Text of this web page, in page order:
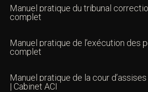
Manuel pratique du tribunal
complet
Manuel pratique de l’exécution des
complet
Manuel pratique de la cour
| Cabinet ACI